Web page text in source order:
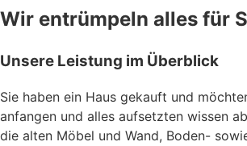
Wir entrümpeln alles für
Unsere Leistung im Überblick
Sie haben ein Haus gekauft und
anfangen und alles aufsetzten wissen
die alten Möbel und Wand, Boden-